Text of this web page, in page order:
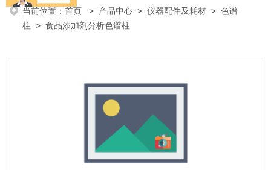
当前位置：首页 > 产品中心 >仪器配件及耗材 >色谱
柱 > 食品添加剂分析色谱柱